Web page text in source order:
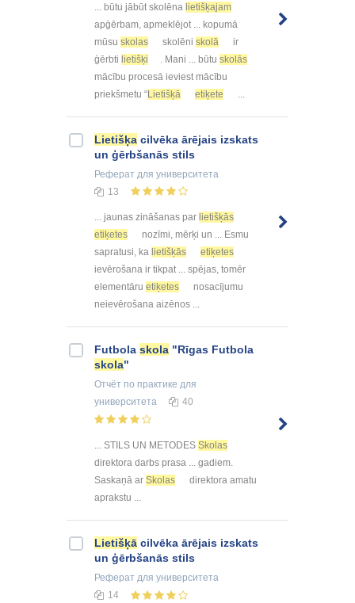
... būtu jābūt skolēna lietišķajam
apģērbam, apmeklējot ... kopumā
mūsu skolas skolēni skolā
ir
ģērbti lietišķi . Mani ... būtu skolās
mācību procesā ieviest mācību
priekšmetu “Lietišķā etiķete
Lietišķa cilvēka ārējais izskats
un ģērbšanās stils
Реферат для университета
13
... jaunas zināšanas par lietišķās
etiķetes
nozīmi, mērķi un ... Esmu
sapratusi, ka lietišķās
etiķetes
ievērošana ir tikpat ... spējas, tomēr
elementāru etiķetes
nosacījumu
neievērošana aizēnos ...
Futbola skola "Rīgas Futbola
skola"
Отчёт по практике для
университета
40
... STILS UN METODES Skolas
direktora darbs prasa ... gadiem.
Saskaņā ar Skolas
direktora amatu
aprakstu ...
Lietišķā cilvēka ārējais izskats
un ģērbšanās stils
Реферат для университета
14